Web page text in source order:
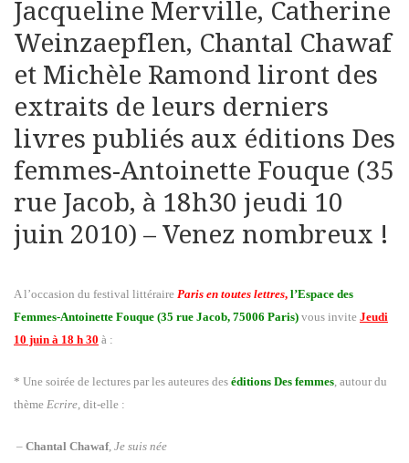
Jacqueline Merville, Catherine
Weinzaepflen, Chantal Chawaf
et Michèle Ramond liront des
extraits de leurs derniers
livres publiés aux éditions Des
femmes-Antoinette Fouque (35
rue Jacob, à 18h30 jeudi 10
juin 2010) – Venez nombreux !
A l’occasion du festival littéraire Paris en toutes lettres, l’Espace des
Femmes-Antoinette Fouque (35 rue Jacob, 75006 Paris) vous invite Jeudi
10 juin à 18 h 30 à :
* Une soirée de lectures par les auteures des éditions Des femmes, autour du
thème Ecrire, dit-elle :
– Chantal Chawaf, Je suis née